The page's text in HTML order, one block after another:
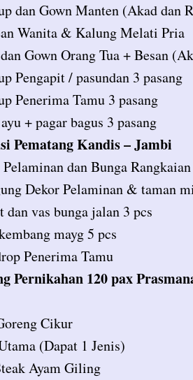
dan Gown Manten (Akad dan
Wanita & Kalung Melati Pria
Gown Orang Tua + Besan
Pengapit / pasundan 3 pasang
Penerima Tamu 3 pasang
+ pagar bagus 3 pasang
Pematang Kandis – Jambi
dan Bunga
Dekor Pelaminan & taman
dan vas bunga jalan 3 pcs
mayg 5 pcs
Penerima Tamu
Pernikahan 120 pax
Cikur
(Dapat 1 Jenis)
Ayam Giling